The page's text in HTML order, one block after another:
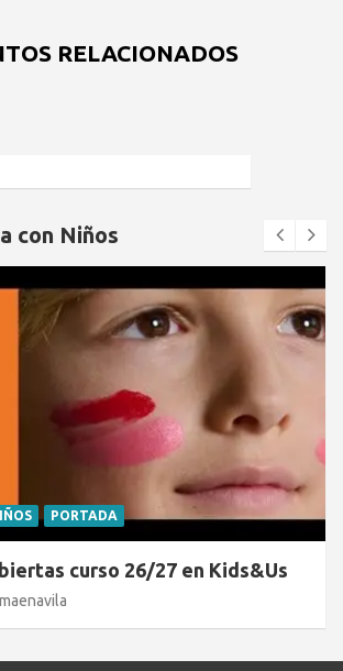
RELACIONADOS
con Niños
PORTADA
curso 26/27 en Kids&Us